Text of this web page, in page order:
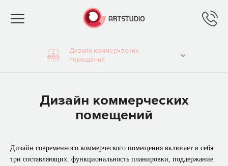
Toggle
Дизайн коммерческих
помещений
Дизайн коммерческих
помещений
Дизайн современного коммерческого помещения включает в себя
три составляющих: функциональность планировки, поддержание